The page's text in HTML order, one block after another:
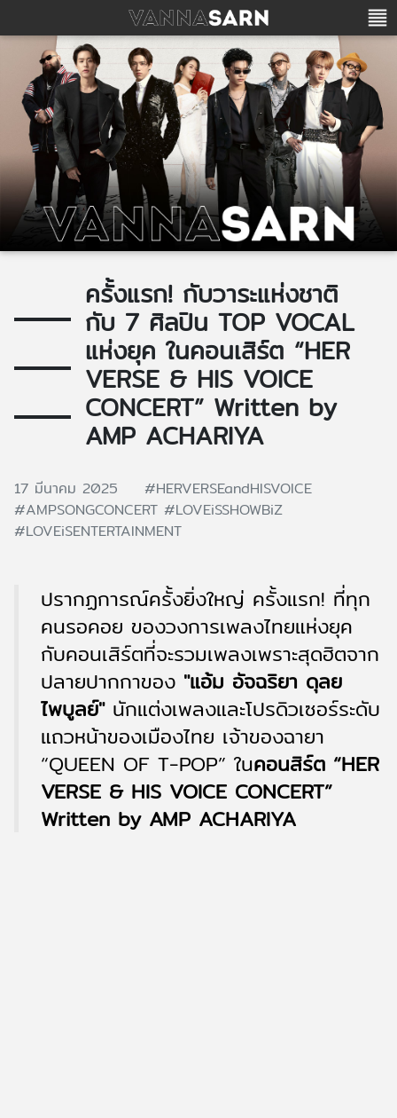
ครั้งแรก! กับวาระแห่งชาติ
กับ 7 ศิลปิน TOP VOCAL
แห่งยุค ในคอนเสิร์ต “HER
VERSE & HIS VOICE
CONCERT” Written by
AMP ACHARIYA
17 มีนาคม 2025
#HERVERSEandHISVOICE
#AMPSONGCONCERT #LOVEiSSHOWBiZ
#LOVEiSENTERTAINMENT
ปรากฏการณ์ครั้งยิ่งใหญ่ ครั้งแรก! ที่ทุก
คนรอคอย ของวงการเพลงไทยแห่งยุค
กับคอนเสิร์ตที่จะรวมเพลงเพราะสุดฮิตจาก
ปลายปากกาของ "แอ้ม อัจฉริยา ดุลย
ไพบูลย์"นักแต่งเพลงและโปรดิวเซอร์ระดับ
แถวหน้าของเมืองไทย เจ้าของฉายา
“QUEEN OF T-POP” ในคอนสิร์ต “HER
VERSE & HIS VOICE CONCERT”
Written by AMP ACHARIYA